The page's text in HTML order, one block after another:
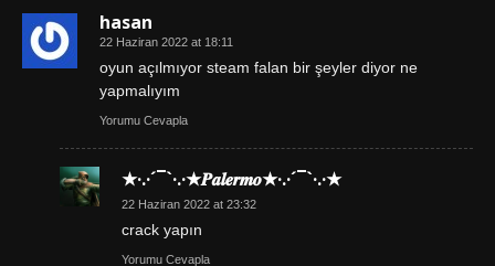
hasan
22 Haziran 2022 at 18:11
oyun açılmıyor steam falan bir şeyler diyor ne
yapmalıyım
Yorumu Cevapla
★·.·´¯`·.·★𝑷𝒂𝒍𝒆𝒓𝒎𝒐★·.·´¯`·.·★
22 Haziran 2022 at 23:32
crack yapın
Yorumu Cevapla